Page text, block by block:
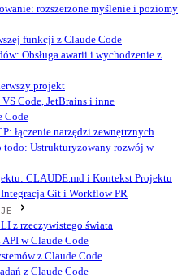
rozszerzone myślenie i poziomy
funkcji z Claude Code
Obsługa awarii i wychodzenie z
projekt
Code, JetBrains i inne
Code
łączenie narzędzi zewnętrznych
todo: Ustrukturyzowany rozwój w
CLAUDE.md i Kontekst Projektu
Git i Workflow PR
z rzeczywistego świata
w Claude Code
z Claude Code
z Claude Code